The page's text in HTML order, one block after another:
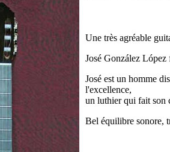
Une très agréable
José González López
José est un homme
l'excellence,
un luthier qui fait son
Bel équilibre sonore,